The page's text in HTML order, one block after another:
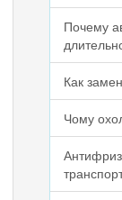
Почему
Как
Чому